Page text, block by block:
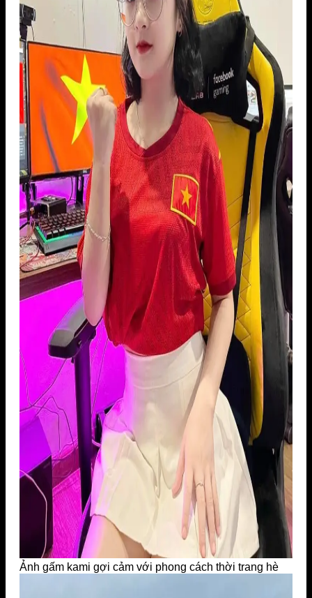
Ảnh gấm kami gợi cảm với phong cách thời trang hè